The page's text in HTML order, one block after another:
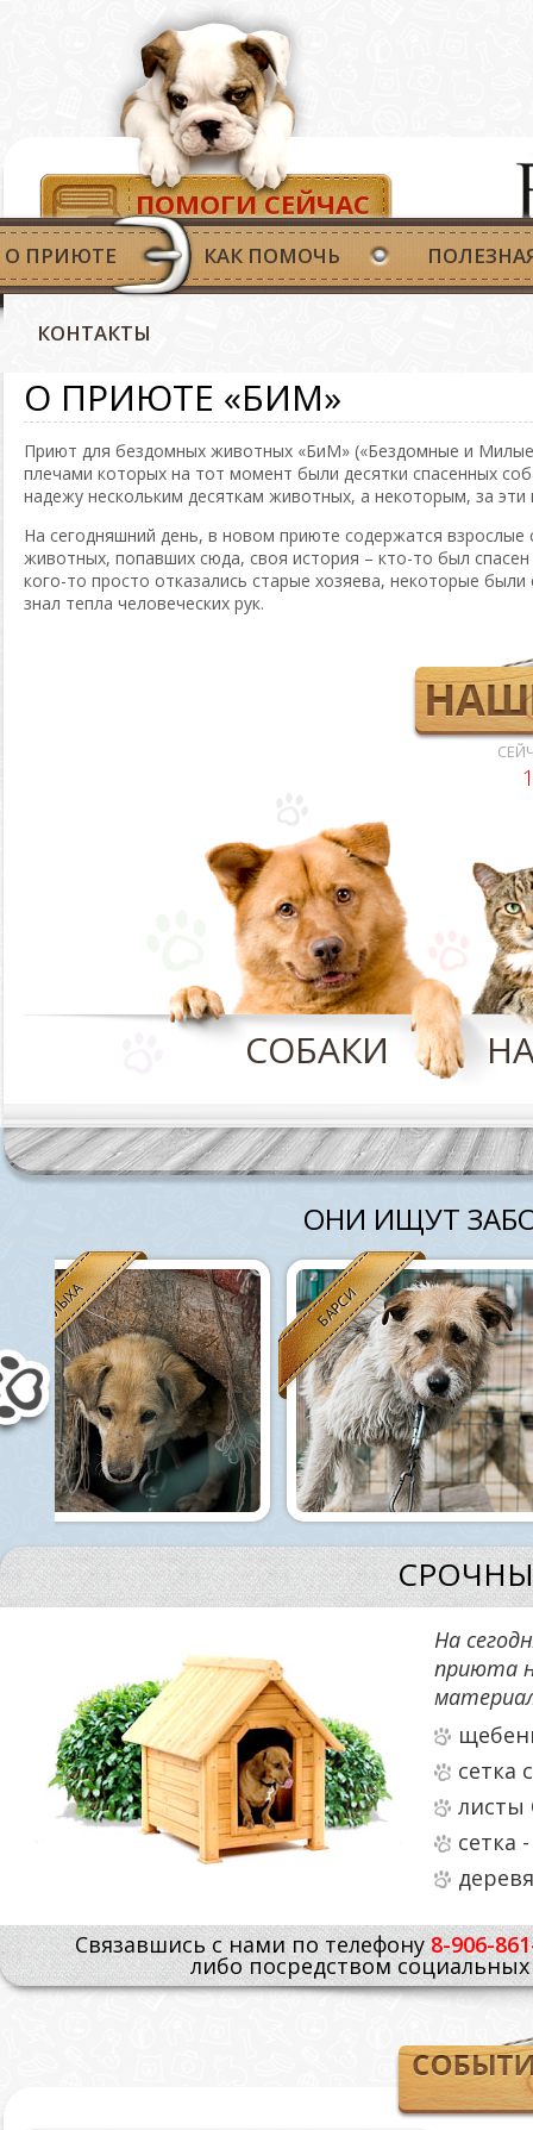
ПОМОГИ СЕЙЧАС
О ПРИЮТЕ КАК ПОМОЧЬ
КОНТАКТЫ
О ПРИЮТЕ «БИМ»
Приют для бездомных животных «БиМ» («Бездомные и
плечами которых на тот момент были десятки спасенных
надежу нескольким десяткам животных, а некоторым, за
На сегодняшний день, в новом приюте содержатся
животных, попавших сюда, своя история – кто-то был
кого-то просто отказались старые хозяева, некоторые
знал тепла человеческих рук.
СОБАКИ
ОНИ ИЩУТ
БАРСИ ДЕЛЯ
На
приюта
сетка
листы
сетка
Связавшись с нами по телефону8-906-
либо посредством социальных